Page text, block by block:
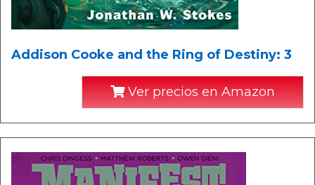
Addison Cooke and the Ring of Destiny: 3
Ver precios en Amazon